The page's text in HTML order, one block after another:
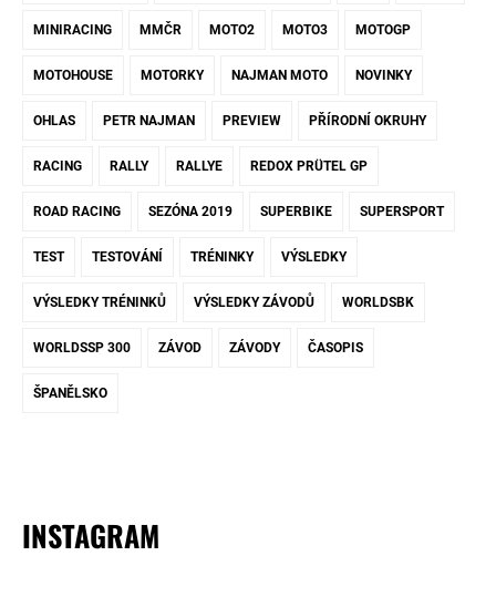
MINIRACING MMČR MOTO2 MOTO3 MOTOGP
MOTOHOUSE MOTORKY NAJMAN MOTO NOVINKY
OHLAS PETR NAJMAN PREVIEW PŘÍRODNÍ OKRUHY
RACING RALLY RALLYE REDOX PRÜTEL GP
ROAD RACING SEZÓNA 2019 SUPERBIKE SUPERSPORT
TEST TESTOVÁNÍ TRÉNINKY VÝSLEDKY
VÝSLEDKY TRÉNINKŮ VÝSLEDKY ZÁVODŮ WORLDSBK
WORLDSSP 300 ZÁVOD ZÁVODY ČASOPIS
ŠPANĚLSKO
INSTAGRAM